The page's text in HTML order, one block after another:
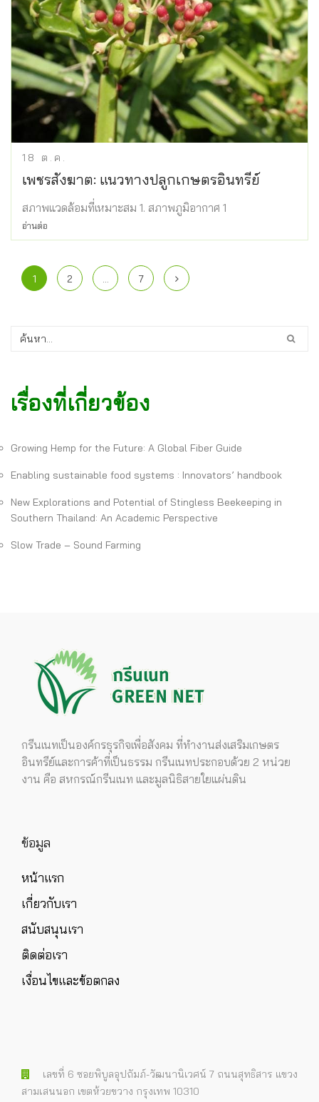
18 ต.ค.
เพชรสังฆาต: แนวทางปลูกเกษตรอินทรีย์
สภาพแวดล้อมที่เหมาะสม 1. สภาพภูมิอากาศ 1
อ่านต่อ
1 2 … 7
เรื่องที่เกี่ยวข้อง
Growing Hemp for the Future: A Global Fiber Guide
Enabling sustainable food systems : Innovators’ handbook
New Explorations and Potential of Stingless Beekeeping in
Southern Thailand: An Academic Perspective
Slow Trade – Sound Farming
กรีนเนทเป็นองค์กรธุรกิจเพื่อสังคม ที่ทำงานส่งเสริมเกษตร
อินทรีย์และการค้าที่เป็นธรรม กรีนเนทประกอบด้วย 2 หน่วย
งาน คือ สหกรณ์กรีนเนท และมูลนิธิสายใยแผ่นดิน
ข้อมูล
หน้าแรก
เกี่ยวกับเรา
สนับสนุนเรา
ติดต่อเรา
เงื่อนไขและข้อตกลง
เลขที่ 6 ซอยพิบูลอุปถัมภ์-วัฒนานิเวศน์ 7 ถนนสุทธิสาร แขวง
สามเสนนอก เขตห้วยขวาง กรุงเทพ 10310